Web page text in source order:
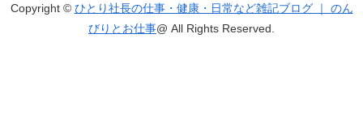
Copyright © ひとり社長の仕事・健康・日常など雑記ブログ ｜ のん
びりとお仕事@ All Rights Reserved.